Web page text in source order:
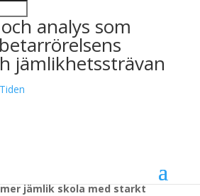
analys som
jämlikhetssträvan
jämlik skola med starkt